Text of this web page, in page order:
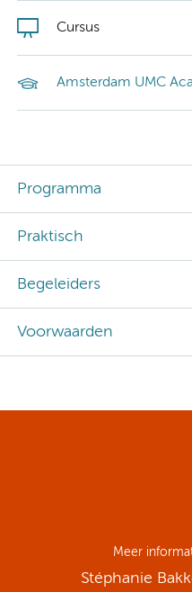
Cursus
Amsterdam UMC
Programma
Praktisch
Begeleiders
Voorwaarden
Meer
Stéphanie